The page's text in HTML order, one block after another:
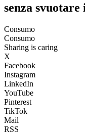
senza
Consumo
Consumo
Sharing is caring
X
Facebook
Instagram
LinkedIn
YouTube
Pinterest
TikTok
Mail
RSS